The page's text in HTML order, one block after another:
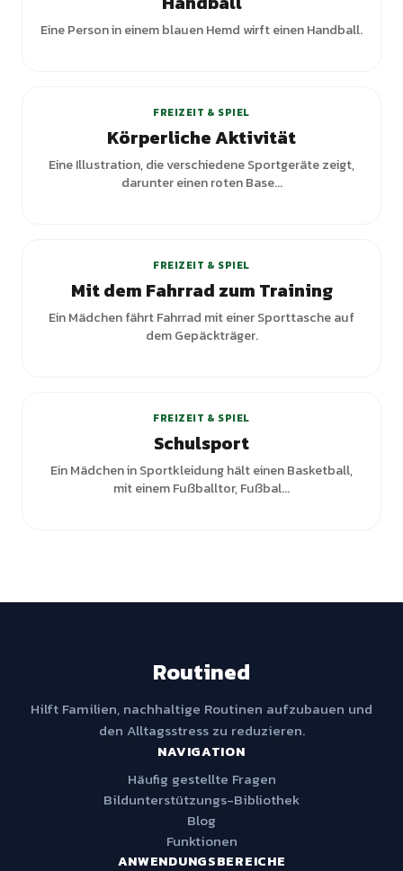
Eine Person in einem blauen Hemd wirft einen Handball.
FREIZEIT & SPIEL
Körperliche Aktivität
Eine Illustration, die verschiedene Sportgeräte zeigt,
darunter einen roten Base...
FREIZEIT & SPIEL
Mit dem Fahrrad zum Training
Ein Mädchen fährt Fahrrad mit einer Sporttasche auf
dem Gepäckträger.
FREIZEIT & SPIEL
Schulsport
Ein Mädchen in Sportkleidung hält einen Basketball,
mit einem Fußballtor, Fußbal...
Routined
Hilft Familien, nachhaltige Routinen aufzubauen und
den Alltagsstress zu reduzieren.
NAVIGATION
Häufig gestellte Fragen
Bildunterstützungs-Bibliothek
Blog
Funktionen
ANWENDUNGSBEREICHE